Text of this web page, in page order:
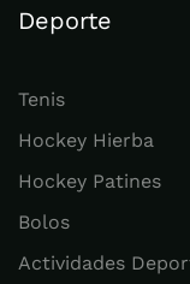
Deporte
Tenis
Hockey Hierba
Hockey Patines
Bolos
Actividades